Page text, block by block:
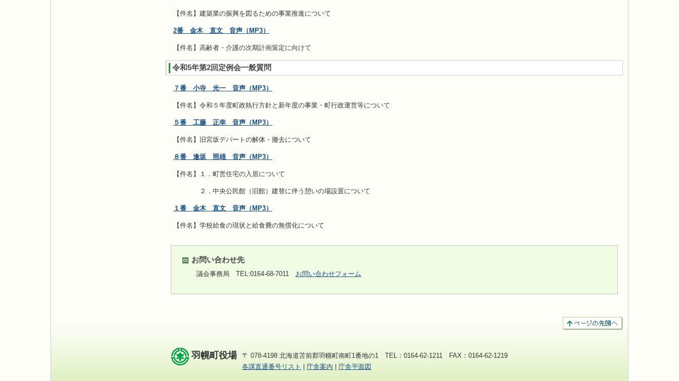
【件名】建築業の振興を図るための事業推進について
2番 金木 直文 音声（MP3）
【件名】高齢者・介護の次期計画策定に向けて
令和5年第2回定例会一般質問
７番 小寺 光一 音声（MP3）
【件名】令和５年度町政執行方針と新年度の事業・町行政運営等について
５番 工藤 正幸 音声（MP3）
【件名】旧宮坂デパートの解体・撤去について
８番 逢坂 照雄 音声（MP3）
【件名】１．町営住宅の入居について
２．中央公民館（旧館）建替に伴う憩いの場設置について
１番 金木 直文 音声（MP3）
【件名】学校給食の現状と給食費の無償化について
お問い合わせ先
議会事務局 TEL:0164-68-7011 お問い合わせフォーム
羽幌町役場
〒 078-4198 北海道苫前郡羽幌町南町1番地の1 TEL：0164-62-1211 FAX：0164-62-1219
各課直通番号リスト
庁舎案内 庁舎平面図